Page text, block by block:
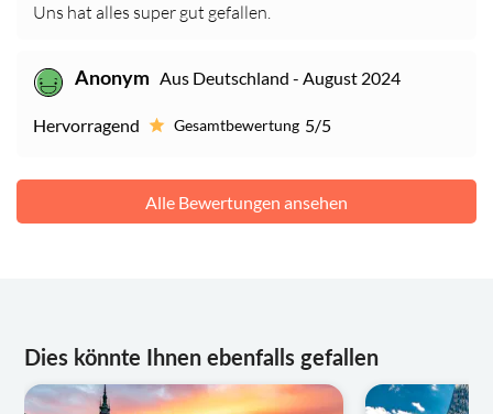
Uns hat alles super gut gefallen.
Anonym Aus Deutschland - August 2024
Hervorragend Gesamtbewertung 5/5
Alle Bewertungen ansehen
Dies könnte Ihnen ebenfalls gefallen